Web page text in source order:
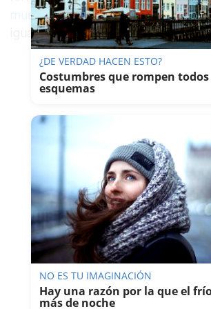
muerte". Muy lejos de cualquier
igualmente crítico con la
¿DE VERDAD HACEN ESTO?
Costumbres que rompen
esquemas
NO ES TU IMAGINACIÓN
Hay una razón por la que el
más de noche